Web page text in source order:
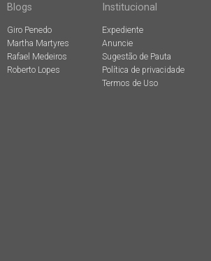
Blogs
Giro Penedo
Martha Martyres
Rafael Medeiros
Roberto Lopes
Institucional
Expediente
Anuncie
Sugestão de Pauta
Política de privacidade
Termos de Uso